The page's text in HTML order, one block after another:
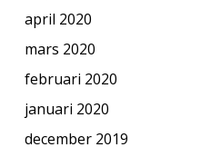
april 2020
mars 2020
februari 2020
januari 2020
december 2019